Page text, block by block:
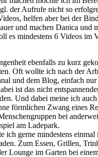
der Aufrufe nicht so
helfen aber bei der
und machen Danica und
es mindestens 6 Videos im
ebenfalls zu kurz
Oft wollte ich nach der
und dem Blog, einfach
ist das nicht
Und dabei meine ich
förmlichen Zwang eines
bei
am Ladepark.
ich gerne mindestens
Zum Essen, Grillen,
Lounge im Garten bei